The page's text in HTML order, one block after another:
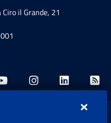
Ciro il Grande, 21
nuova finestra
una nuova finestra
Apre una nuova
Youtube: Apre una
Instagram: